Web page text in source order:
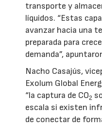
transporte y
líquidos. “Estas
avanzar hacia una
preparada para
demanda”,
Nacho Casajús,
Exolum Global
“la captura de CO2
escala si existen
de conectar de